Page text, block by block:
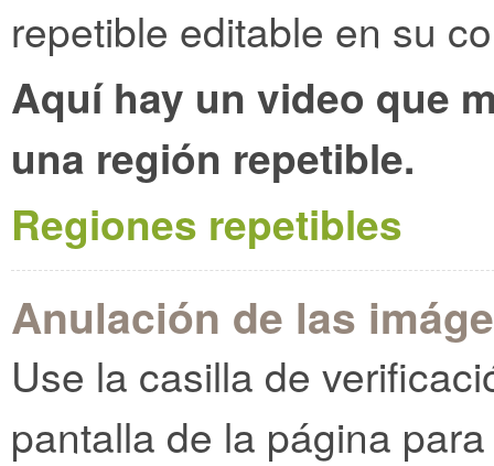
repetible editable en su
Aquí hay un video que
una región repetible.
Regiones repetibles
Anulación de las
Use la casilla de
pantalla de la página